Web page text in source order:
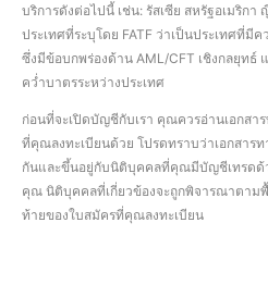
บริการดังต่อไปนี้ เช่น: รัสเซีย สหรัฐอเมริก
ประเทศที่ระบุโดย FATF ว่าเป็นประเทศที่มี
ซึ่งมีข้อบกพร่องด้าน AML/CFT เชิงกลยุทธ์
คว่ำบาตรระหว่างประเทศ
ก่อนที่จะเปิดบัญชีกับเรา คุณควรอ่านเอกส
ที่คุณลงทะเบียนด้วย โปรดทราบว่าเอกสาร
กันและขึ้นอยู่กับนิติบุคคลที่คุณมีบัญชีเทรดด้
คุณ นิติบุคคลที่เกี่ยวข้องจะถูกพิจารณาตาม
ท้ายของใบสมัครที่คุณลงทะเบียน